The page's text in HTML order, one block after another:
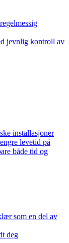
jevnlig kontroll av
installasjoner
levetid på
både tid og
som en del av
deg